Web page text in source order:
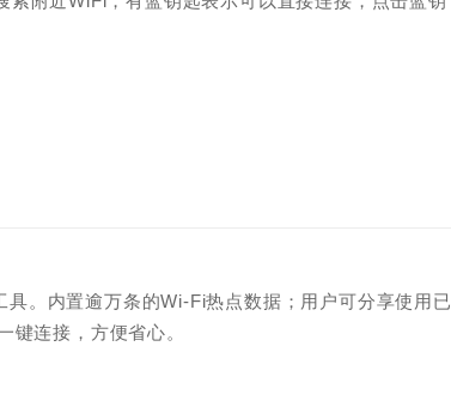
。内置逾万条的Wi-Fi热点数据；用户可分享使用已
键连接，方便省心。